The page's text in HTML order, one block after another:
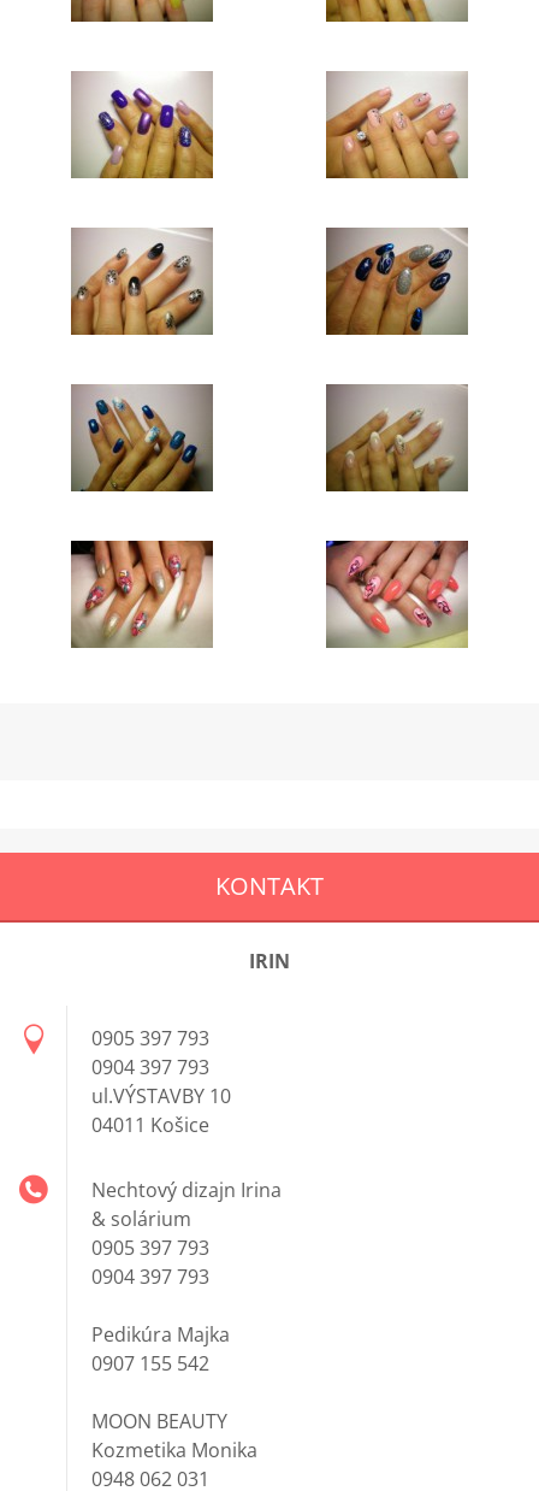
KONTAKT
IRIN
0905 397 793
0904 397 793
ul.VÝSTAVBY 10
04011 Košice
Nechtový dizajn Irina
& solárium
0905 397 793
0904 397 793
Pedikúra Majka
0907 155 542
MOON BEAUTY
Kozmetika Monika
0948 062 031